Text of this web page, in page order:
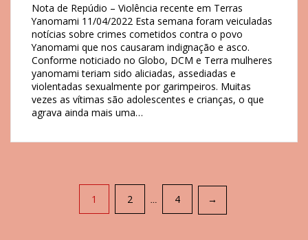
Nota de Repúdio – Violência recente em Terras
Yanomami 11/04/2022 Esta semana foram veiculadas
notícias sobre crimes cometidos contra o povo
Yanomami que nos causaram indignação e asco.
Conforme noticiado no Globo, DCM e Terra mulheres
yanomami teriam sido aliciadas, assediadas e
violentadas sexualmente por garimpeiros. Muitas
vezes as vítimas são adolescentes e crianças, o que
agrava ainda mais uma…
Paginação
1 2 … 4 →